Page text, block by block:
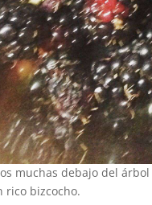
muchas debajo del
rico bizcocho.